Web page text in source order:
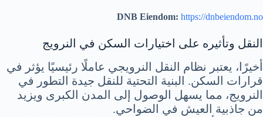
DNB Eiendom: https://dnbeiendom.no
النقل وتأثيره على اختيارات السكن في النرويج
أخيرًا، يعتبر نظام النقل النرويجي عاملًا رئيسيًا يؤثر في
قرارات السكن. البنية التحتية للنقل جيدة التطور في
النرويج، مما يسهل الوصول إلى المدن الكبرى ويزيد
من جاذبية العيش في الضواحي.